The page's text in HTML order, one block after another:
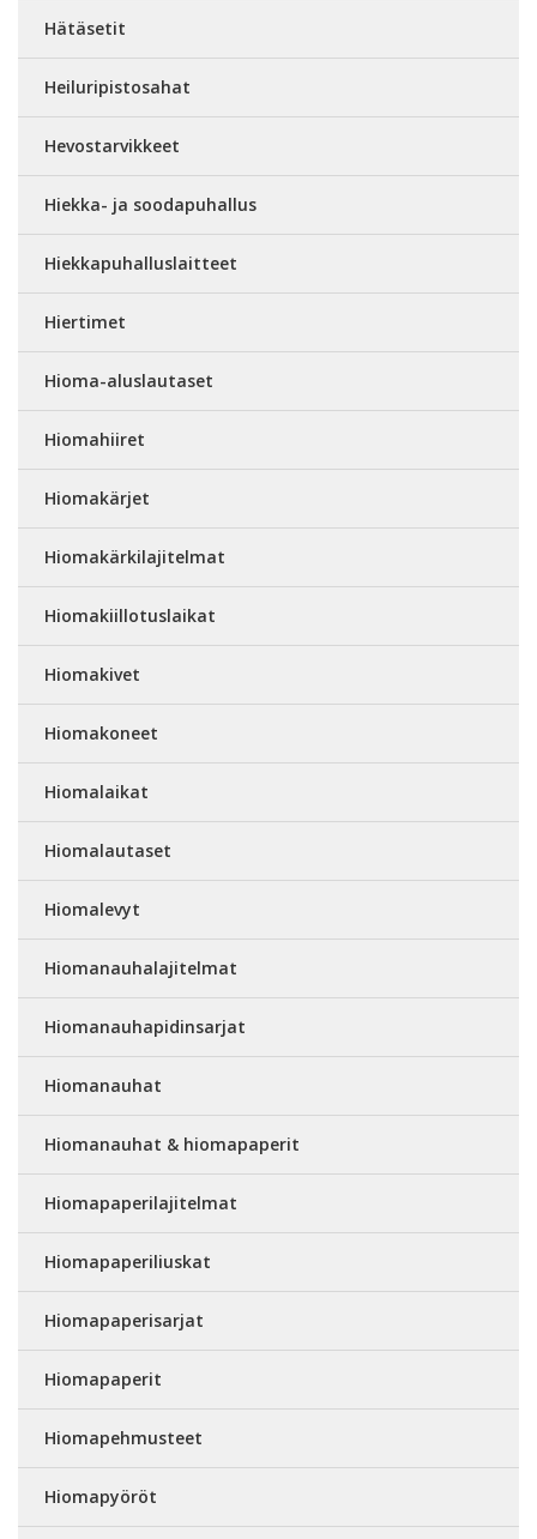
Hätäsetit
Heiluripistosahat
Hevostarvikkeet
Hiekka- ja soodapuhallus
Hiekkapuhalluslaitteet
Hiertimet
Hioma-aluslautaset
Hiomahiiret
Hiomakärjet
Hiomakärkilajitelmat
Hiomakiillotuslaikat
Hiomakivet
Hiomakoneet
Hiomalaikat
Hiomalautaset
Hiomalevyt
Hiomanauhalajitelmat
Hiomanauhapidinsarjat
Hiomanauhat
Hiomanauhat & hiomapaperit
Hiomapaperilajitelmat
Hiomapaperiliuskat
Hiomapaperisarjat
Hiomapaperit
Hiomapehmusteet
Hiomapyöröt